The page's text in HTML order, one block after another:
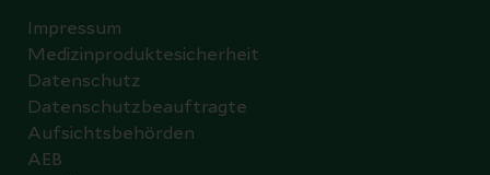
Impressum
Medizinproduktesicherheit
Datenschutz
Datenschutzbeauftragte
Aufsichtsbehörden
AEB